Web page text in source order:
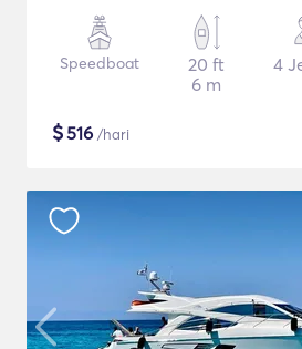
Speedboat
20 ft
6 m
4
$516 /hari